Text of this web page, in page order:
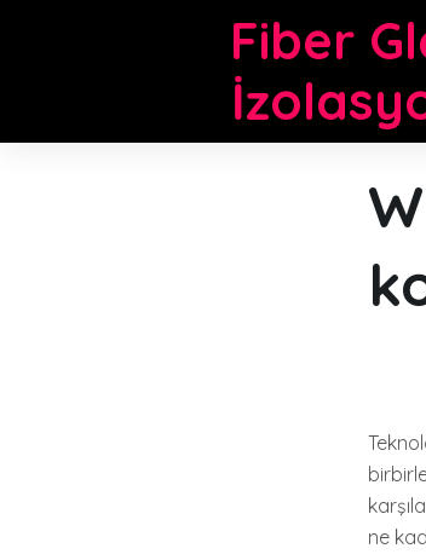
Fiber
ne